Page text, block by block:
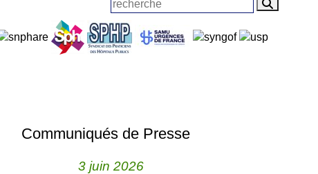
Communiqués de Presse
3 juin 2026